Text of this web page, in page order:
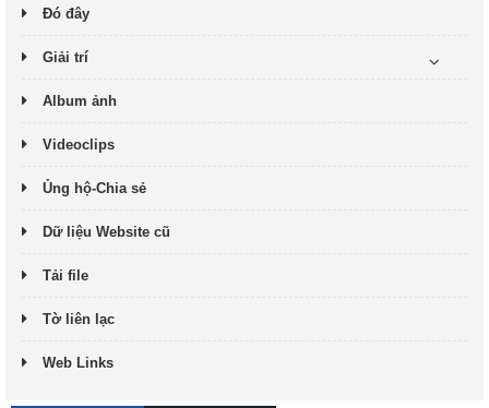
Đó đây
Giải trí
Album ảnh
Videoclips
Ủng hộ-Chia sẻ
Dữ liệu Website cũ
Tải file
Tờ liên lạc
Web Links